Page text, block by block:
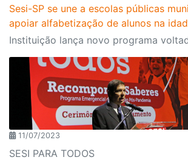
Sesi-SP se une a escolas públicas
apoiar alfabetização de alunos na
11/07/2023
SESI PARA TODOS